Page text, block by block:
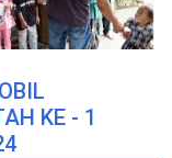
KE - 1